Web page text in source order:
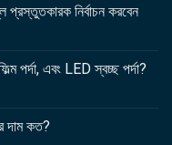
প্রস্তুতকারক নির্বাচন করবেন
পর্দা, এবং LED স্বচ্ছ পর্দা?
দাম কত?